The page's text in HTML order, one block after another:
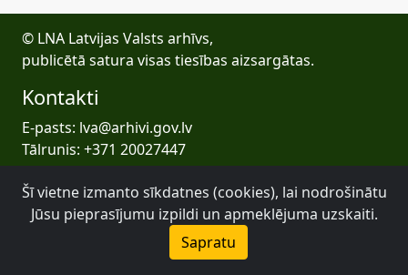
© LNA Latvijas Valsts arhīvs,
publicētā satura visas tiesības aizsargātas.
Kontakti
E-pasts: lva@arhivi.gov.lv
Tālrunis: +371 20027447
Bezdelīgu 1A, Rīga
Latvijas Valsts arhīvs
Šī vietne izmanto sīkdatnes (cookies), lai nodrošinātu
Jūsu pieprasījumu izpildi un apmeklējuma uzskaiti.
Sapratu